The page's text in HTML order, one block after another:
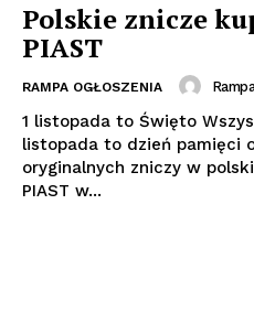
Polskie znicze
PIAST
RAMPA OGŁOSZENIA
1 listopada to Święto
listopada to dzień pamięci
oryginalnych zniczy w
PIAST w...